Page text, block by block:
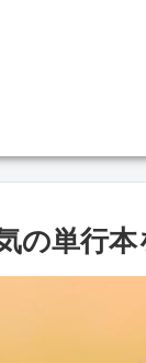
の単行